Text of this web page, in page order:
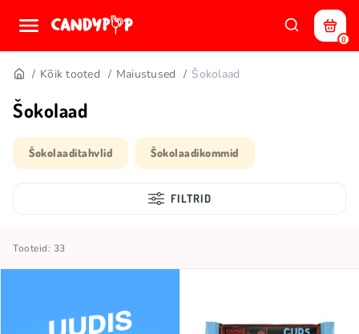
0
Kõik tooted Maiustused Šokolaad
Šokolaad
Šokolaaditahvlid Šokolaadikommid
FILTRID
Tooteid: 33